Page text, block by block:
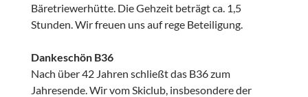
Bäretriewerhütte. Die Gehzeit beträgt ca. 1,5
Stunden. Wir freuen uns auf rege Beteiligung.
Dankeschön B36
Nach über 42 Jahren schließt das B36 zum
Jahresende. Wir vom Skiclub, insbesondere der